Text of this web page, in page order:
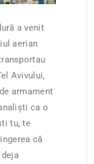
a venit
aerian
Avivului,
armament
ca o
tu, te
că